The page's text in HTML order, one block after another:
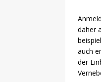
daher
auch
der